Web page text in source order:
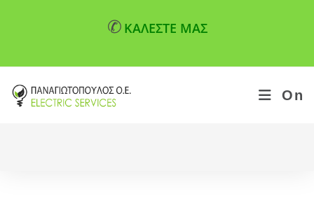
✆ ΚΑΛΕΣΤΕ ΜΑΣ
On